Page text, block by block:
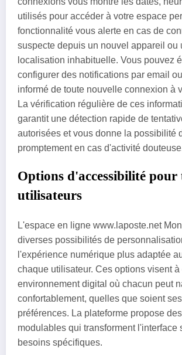
utilisés pour accéder à votre espace
fonctionnalité vous alerte en cas de
suspecte depuis un nouvel appareil ou
localisation inhabituelle. Vous pouvez
configurer des notifications par email
informé de toute nouvelle connexion à
La vérification régulière de ces
garantit une détection rapide de
autorisées et vous donne la possibilité
promptement en cas d'activité
Options d'accessibilité pour
utilisateurs
L'espace en ligne www.laposte.net
diverses possibilités de
l'expérience numérique plus adaptée
chaque utilisateur. Ces options visent à
environnement digital où chacun peut
confortablement, quelles que soient
préférences. La plateforme propose
modulables qui transforment l'interface
besoins spécifiques.